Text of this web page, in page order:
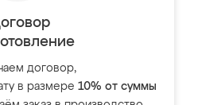
договор,
в размере 10% от суммы